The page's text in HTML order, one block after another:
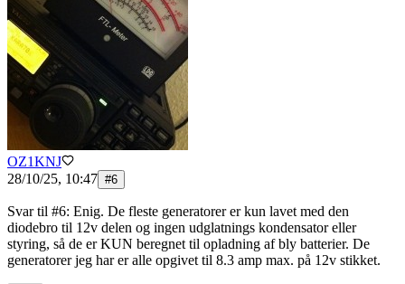
OZ1KNJ
28/10/25, 10:47 #6
Svar til #6: Enig. De fleste generatorer er kun lavet med den
diodebro til 12v delen og ingen udglatnings kondensator eller
styring, så de er KUN beregnet til opladning af bly batterier. De
generatorer jeg har er alle opgivet til 8.3 amp max. på 12v stikket.